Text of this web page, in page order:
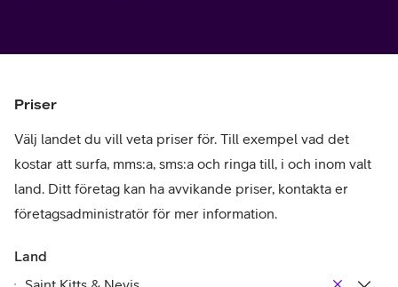
Priser
Välj landet du vill veta priser för. Till exempel vad det
kostar att surfa, mms:a, sms:a och ringa till, i och inom valt
land. Ditt företag kan ha avvikande priser, kontakta er
företagsadministratör för mer information.
Land